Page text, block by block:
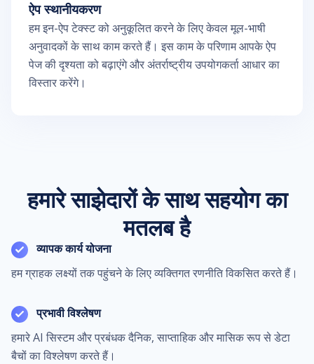
ऐप स्थानीयकरण
हम इन-ऐप टेक्स्ट को अनुकूलित करने के लिए केवल मूल-भाषी
अनुवादकों के साथ काम करते हैं। इस काम के परिणाम आपके ऐप
पेज की दृश्यता को बढ़ाएंगे और अंतर्राष्ट्रीय उपयोगकर्ता आधार का
विस्तार करेंगे।
हमारे साझेदारों के साथ सहयोग का
मतलब है
व्यापक कार्य योजना
हम ग्राहक लक्ष्यों तक पहुंचने के लिए व्यक्तिगत रणनीति विकसित करते हैं।
प्रभावी विश्लेषण
हमारे AI सिस्टम और प्रबंधक दैनिक, साप्ताहिक और मासिक रूप से डेटा
बैचों का विश्लेषण करते हैं।